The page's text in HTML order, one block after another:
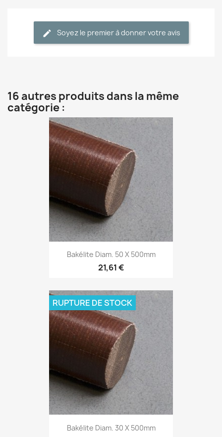
Soyez le premier à donner votre avis
16 autres produits dans la même
catégorie :
Bakélite Diam. 50 X 500mm
21,61 €
Bakélite Diam. 30 X 500mm
RUPTURE DE STOCK